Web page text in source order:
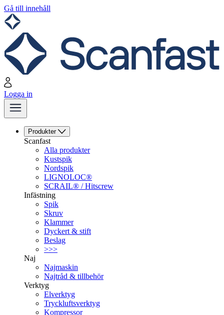
Gå till innehåll
Logga in
Produkter
Scanfast
Alla produkter
Kustspik
Nordspik
LIGNOLOC®
SCRAIL® / Hitscrew
Infästning
Spik
Skruv
Klammer
Dyckert & stift
Beslag
>>>
Naj
Najmaskin
Najtråd & tillbehör
Verktyg
Elverktyg
Tryckluftsverktyg
Kompressor